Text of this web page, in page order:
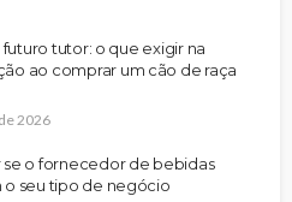
tutor: o que exigir na
ao comprar um cão de raça
2026
se o fornecedor de bebidas
seu tipo de negócio